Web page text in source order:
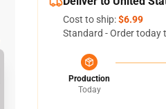
Cost to ship:$6.99
Standard - Order today
Production
Today